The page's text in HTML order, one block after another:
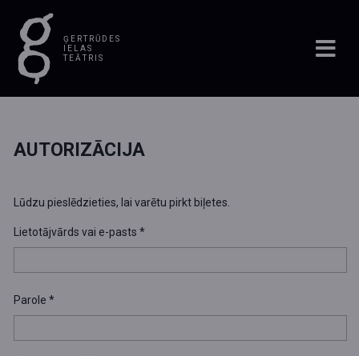
ĢERTRŪDES
IELAS
TEĀTRIS
AUTORIZĀCIJA
Lūdzu pieslēdzieties, lai varētu pirkt biļetes.
Lietotājvārds vai e-pasts *
Parole *